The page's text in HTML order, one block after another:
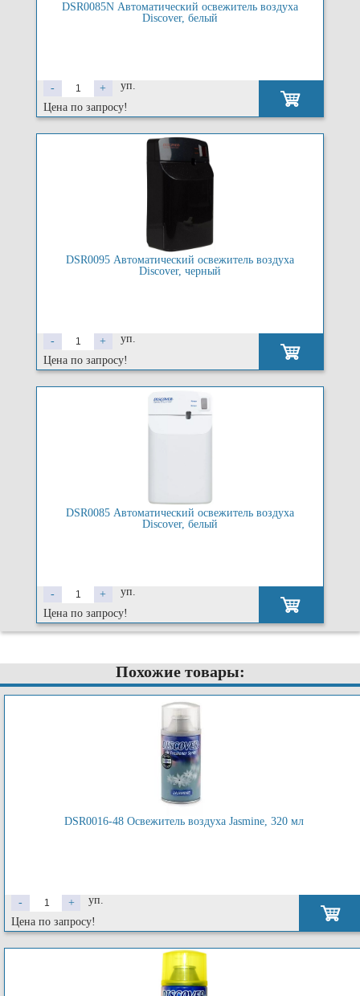
DSR0085N Автоматический освежитель воздуха
Discover, белый
- +
уп.
Цена по запросу!
DSR0095 Автоматический освежитель воздуха
Discover, черный
- +
уп.
Цена по запросу!
DSR0085 Автоматический освежитель воздуха
Discover, белый
- +
уп.
Цена по запросу!
Похожие товары:
DSR0016-48 Освежитель воздуха Jasmine, 320 мл
- +
уп.
Цена по запросу!